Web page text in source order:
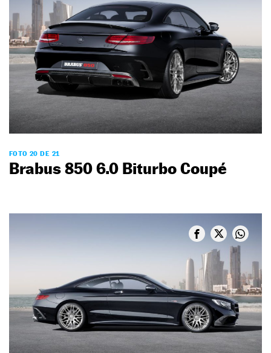
FOTO 20 DE 21
Brabus 850 6.0 Biturbo Coupé